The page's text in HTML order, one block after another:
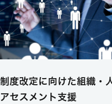
制度改定に向けた組織・
アセスメント支援